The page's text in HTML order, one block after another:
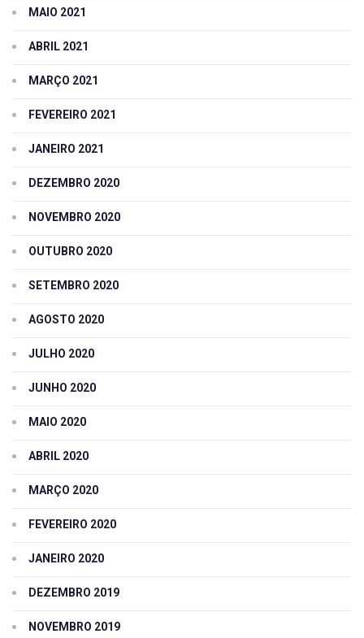
MAIO 2021
ABRIL 2021
MARÇO 2021
FEVEREIRO 2021
JANEIRO 2021
DEZEMBRO 2020
NOVEMBRO 2020
OUTUBRO 2020
SETEMBRO 2020
AGOSTO 2020
JULHO 2020
JUNHO 2020
MAIO 2020
ABRIL 2020
MARÇO 2020
FEVEREIRO 2020
JANEIRO 2020
DEZEMBRO 2019
NOVEMBRO 2019